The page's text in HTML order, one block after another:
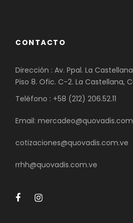
CONTACTO
Dirección : Av. Ppal. La
Piso 8. Ofic. C-2. La Castellana,
Teléfono : +58 (212) 206.52.11
Email:
cotizaciones@quovadis.com.ve
rrhh@quovadis.com.ve